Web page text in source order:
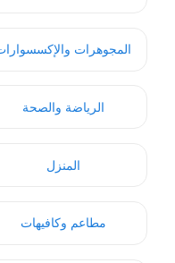
المجوهرات
الرياضة والصحة
المنزل
مطاعم وكافيهات